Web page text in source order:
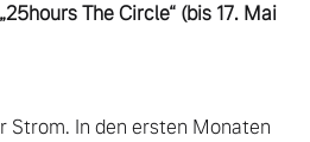
The Circle“ (bis 17. Mai
Strom. In den ersten Monaten